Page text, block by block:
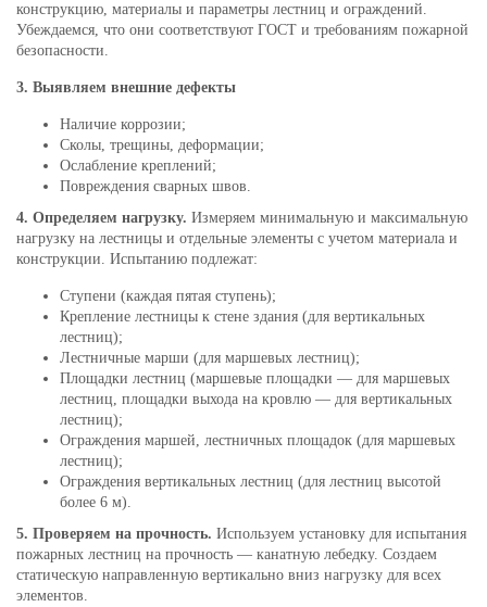
конструкцию, материалы и параметры лестниц и ограждений.
Убеждаемся, что они соответствуют ГОСТ и требованиям пожарной
безопасности.
3. Выявляем внешние дефекты
Наличие коррозии;
Сколы, трещины, деформации;
Ослабление креплений;
Повреждения сварных швов.
4. Определяем нагрузку. Измеряем минимальную и максимальную
нагрузку на лестницы и отдельные элементы с учетом материала и
конструкции. Испытанию подлежат:
Ступени (каждая пятая ступень);
Крепление лестницы к стене здания (для вертикальных
лестниц);
Лестничные марши (для маршевых лестниц);
Площадки лестниц (маршевые площадки — для маршевых
лестниц, площадки выхода на кровлю — для вертикальных
лестниц);
Ограждения маршей, лестничных площадок (для маршевых
лестниц);
Ограждения вертикальных лестниц (для лестниц высотой
более 6 м).
5. Проверяем на прочность. Используем установку для испытания
пожарных лестниц на прочность — канатную лебедку. Создаем
статическую направленную вертикально вниз нагрузку для всех
элементов.